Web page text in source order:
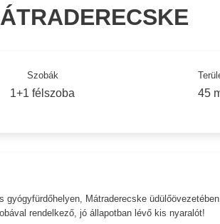
Szobák
1+1 félszoba 45
gyógyfürdőhelyen, Mátraderecske
rendelkező, jó állapotban lévő kis nyaralót!